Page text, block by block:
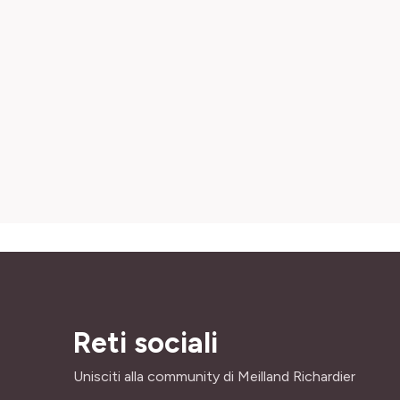
Reti sociali
Unisciti alla community di Meilland Richardier